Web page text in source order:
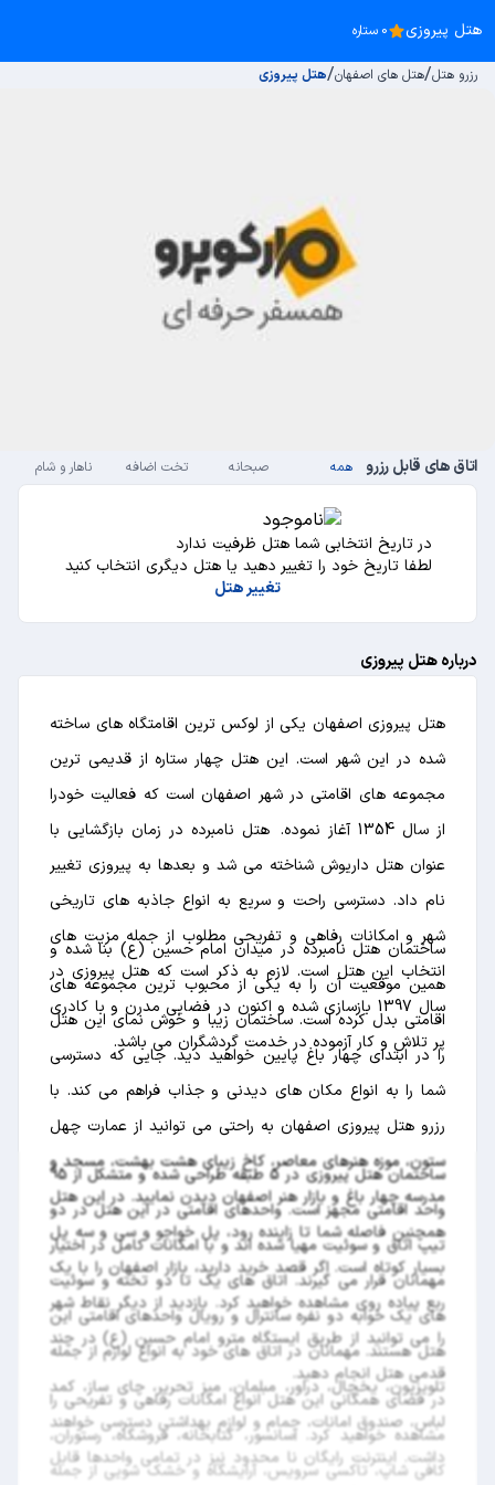
هتل پیروزی 0 ستاره
رزرو هتل/هتل های اصفهان/هتل پیروزی
اتاق های قابل رزرو همه صبحانه تخت اضافه ناهار و شام
در تاریخ انتخابی شما هتل ظرفیت ندارد
لطفا تاریخ خود را تغییر دهید یا هتل دیگری انتخاب کنید
تغییر هتل
درباره هتل پیروزی
هتل پیروزی اصفهان یکی از لوکس ترین اقامتگاه های ساخته
شده در این شهر است. این هتل چهار ستاره از قدیمی ترین
مجموعه های اقامتی در شهر اصفهان است که فعالیت خودرا
از سال 1354 آغاز نموده. هتل نامبرده در زمان بازگشایی با
عنوان هتل داریوش شناخته می شد و بعدها به پیروزی تغییر
نام داد. دسترسی راحت و سریع به انواع جاذبه های تاریخی
شهر و امکانات رفاهی و تفریحی مطلوب از جمله مزیت های
انتخاب این هتل است. لازم به ذکر است که هتل پیروزی در
سال 1397 بازسازی شده و اکنون در فضایی مدرن و با کادری
پر تلاش و کار آزموده در خدمت گردشگران می باشد.
ساختمان هتل نامبرده در میدان امام حسین (ع) بنا شده و
همین موقعیت آن را به یکی از محبوب ترین مجموعه های
اقامتی بدل کرده است. ساختمان زیبا و خوش نمای این هتل
را در ابتدای چهار باغ پایین خواهید دید. جایی که دسترسی
شما را به انواع مکان های دیدنی و جذاب فراهم می کند. با
رزرو هتل پیروزی اصفهان به راحتی می توانید از عمارت چهل
ستون، موزه هنرهای معاصر، کاخ زیبای هشت بهشت، مسجد و
مدرسه چهار باغ و بازار هنر اصفهان دیدن نمایید. در این هتل
همچنین فاصله شما تا زاینده رود، پل خواجو و سی و سه پل
بسیار کوتاه است. اگر قصد خرید دارید، بازار اصفهان را با یک
ربع پیاده روی مشاهده خواهید کرد. بازدید از دیگر نقاط شهر
را می توانید از طریق ایستگاه مترو امام حسین (ع) در چند
قدمی هتل انجام دهید.
ساختمان هتل پیروزی در 5 طبقه طراحی شده و متشکل از 95
واحد اقامتی مجهز است. واحدهای اقامتی در این هتل در دو
تیپ اتاق و سوئیت مهیا شده اند و با امکانات کامل در اختیار
مهمانان قرار می گیرند. اتاق های یک تا دو تخته و سوئیت
های یک خوابه دو نفره سانترال و رویال واحدهای اقامتی این
هتل هستند. مهمانان در اتاق های خود به انواع لوازم از جمله
تلویزیون، یخچال، دراور، مبلمان، میز تحریر، چای ساز، کمد
لباس، صندوق امانات، حمام و لوازم بهداشتی دسترسی خواهند
داشت. اینترنت رایگان نا محدود نیز در تمامی واحدها قابل
در فضای همگانی این هتل انواع امکانات رفاهی و تفریحی را
مشاهده خواهید کرد. آسانسور، کتابخانه، فروشگاه، رستوران،
کافی شاپ، تاکسی سرویس، آرایشگاه و خشک شویی از جمله